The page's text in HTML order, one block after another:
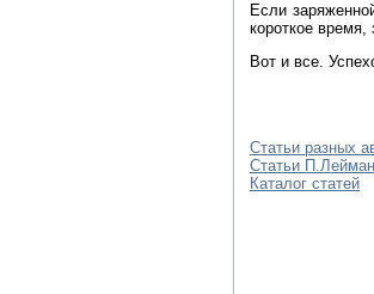
Если
короткое
Вот и все.
Статьи разных
Статьи
Каталог статей